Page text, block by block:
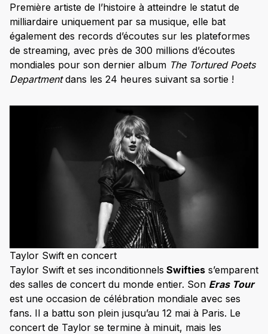
Première artiste de l’histoire à atteindre le statut de
milliardaire uniquement par sa musique, elle bat
également des records d’écoutes sur les plateformes
de streaming, avec près de 300 millions d’écoutes
mondiales pour son dernier album The Tortured Poets
Departmentdans les 24 heures suivant sa sortie !
Taylor Swift en concert
Taylor Swift et ses inconditionnels Swifties s’emparent
des salles de concert du monde entier. Son Eras Tour
est une occasion de célébration mondiale avec ses
fans. Il a battu son plein jusqu’au 12 mai à Paris. Le
concert de Taylor se termine à minuit, mais les